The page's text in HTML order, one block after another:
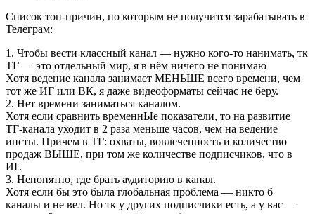
Список топ-причин, по которым не получится зарабатывать в
Телеграм:
1. Чтобы вести классный канал — нужно кого-то нанимать, тк
ТГ — это отдельный мир, я в нём ничего не понимаю
Хотя ведение канала занимает МЕНЬШЕ всего времени, чем
тот же ИГ или ВК, я даже видеоформаты сейчас не беру.
2. Нет времени заниматься каналом.
Хотя если сравнить временнЫе показатели, то на развитие
ТГ-канала уходит в 2 раза меньше часов, чем на ведение
инсты. Причем в ТГ: охваты, вовлеченность и количество
продаж ВЫШЕ, при том же количестве подписчиков, что в
ИГ.
3. Непонятно, где брать аудиторию в канал.
Хотя если бы это была глобальная проблема — никто б
каналы и не вел. Но тк у других подписчики есть, а у вас —